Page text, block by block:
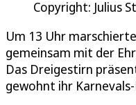
Copyright: Julius
Um 13 Uhr
gemeinsam mit der
Das Dreigestirn
gewohnt ihr